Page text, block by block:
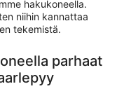
hakukoneella.
niihin kannattaa
tekemistä.
parhaat